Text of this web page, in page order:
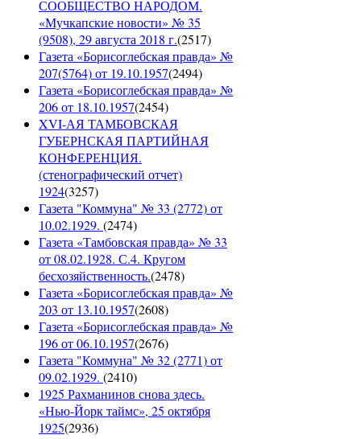
СООБЩЕСТВО НАРОДОМ.
«Мучкапские новости» № 35
(9508), 29 августа 2018 г.(2517)
Газета «Борисоглебская правда» №
207(5764) от 19.10.1957(2494)
Газета «Борисоглебская правда» №
206 от 18.10.1957(2454)
XVI-АЯ ТАМБОВСКАЯ
ГУБЕРНСКАЯ ПАРТИЙНАЯ
КОНФЕРЕНЦИЯ.
(стенографический отчет)
1924(3257)
Газета "Коммуна" № 33 (2772) от
10.02.1929. (2474)
Газета «Тамбовская правда» № 33
от 08.02.1928. С.4. Кругом
бесхозяйственность.(2478)
Газета «Борисоглебская правда» №
203 от 13.10.1957(2608)
Газета «Борисоглебская правда» №
196 от 06.10.1957(2676)
Газета "Коммуна" № 32 (2771) от
09.02.1929. (2410)
1925 Рахманинов снова здесь.
«Нью-Йорк таймс», 25 октября
1925(2936)